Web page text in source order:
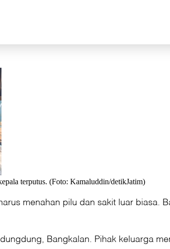
terputus. (Foto: Kamaluddin/detikJatim)
menahan pilu dan sakit luar biasa.
Bangkalan. Pihak keluarga